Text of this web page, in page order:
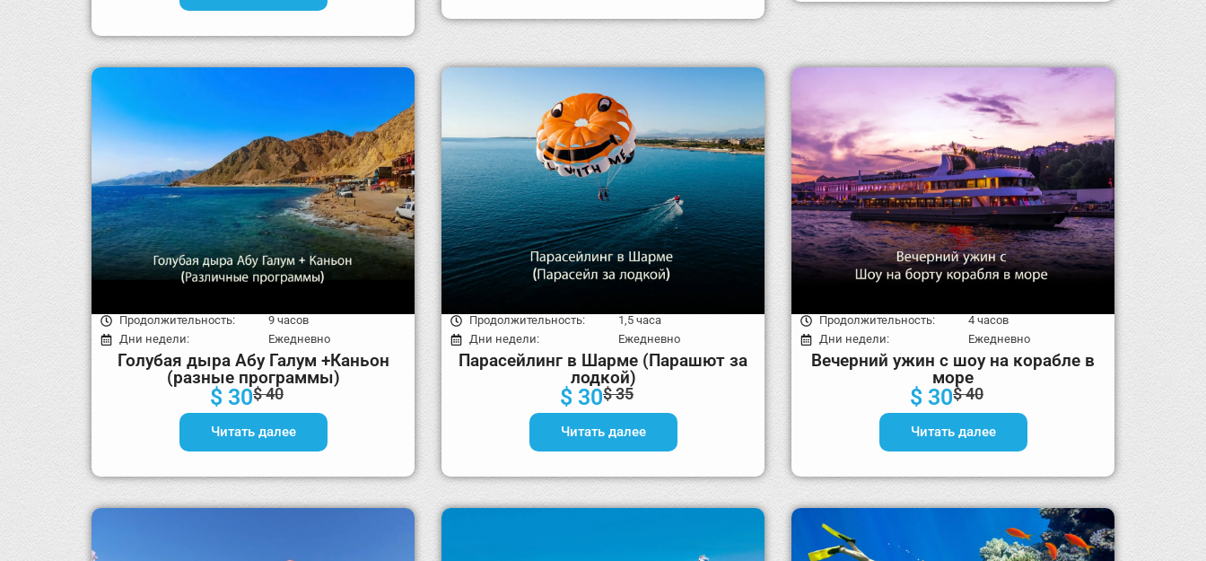
Продолжительность:
Дни недели:
9 часов
Ежедневно
Голубая дыра Абу Галум +Каньон
(разные программы)
$ 30$ 40
Читать далее
Продолжительность:
Дни недели:
1,5 часа
Ежедневно
Парасейлинг в Шарме (Парашют за
лодкой)
$ 30$ 35
Читать далее
Продолжительность:
Дни недели:
4 часов
Ежедневно
Вечерний ужин с шоу на корабле в
море
$ 30$ 40
Читать далее